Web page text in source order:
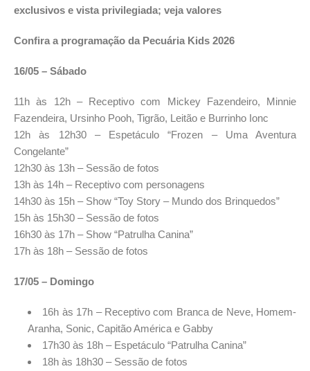
exclusivos e vista privilegiada; veja valores
Confira a programação da Pecuária Kids 2026
16/05 – Sábado
11h às 12h – Receptivo com Mickey Fazendeiro, Minnie
Fazendeira, Ursinho Pooh, Tigrão, Leitão e Burrinho Ionc
12h às 12h30 – Espetáculo “Frozen – Uma Aventura
Congelante”
12h30 às 13h – Sessão de fotos
13h às 14h – Receptivo com personagens
14h30 às 15h – Show “Toy Story – Mundo dos Brinquedos”
15h às 15h30 – Sessão de fotos
16h30 às 17h – Show “Patrulha Canina”
17h às 18h – Sessão de fotos
17/05 – Domingo
16h às 17h – Receptivo com Branca de Neve, Homem-
Aranha, Sonic, Capitão América e Gabby
17h30 às 18h – Espetáculo “Patrulha Canina”
18h às 18h30 – Sessão de fotos